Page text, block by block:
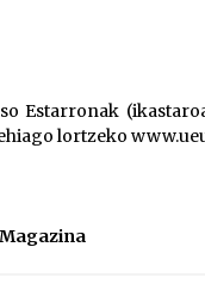
Estarronak
lortzeko